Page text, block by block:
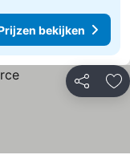
bekijken
Delen